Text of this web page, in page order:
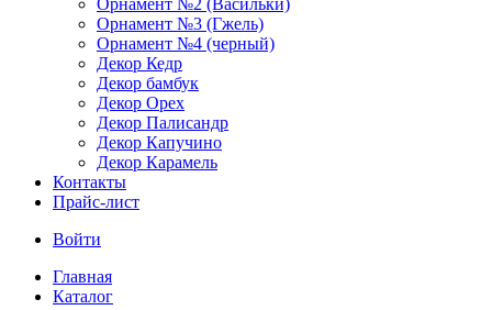
Орнамент №2 (Васильки)
Орнамент №3 (Гжель)
Орнамент №4 (черный)
Декор Кедр
Декор бамбук
Декор Орех
Декор Палисандр
Декор Капучино
Декор Карамель
Контакты
Прайс-лист
Войти
Главная
Каталог